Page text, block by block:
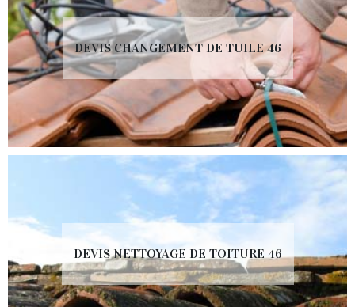
DEVIS CHANGEMENT DE TUILE 46
DEVIS NETTOYAGE DE TOITURE 46